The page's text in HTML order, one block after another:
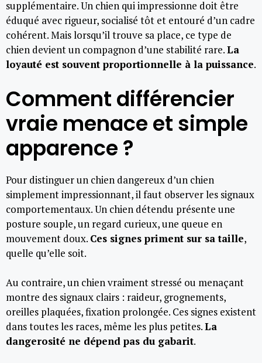
supplémentaire. Un chien qui impressionne doit être
éduqué avec rigueur, socialisé tôt et entouré d’un cadre
cohérent. Mais lorsqu’il trouve sa place, ce type de
chien devient un compagnon d’une stabilité rare.La
loyauté est souvent proportionnelle à la puissance.
Comment différencier
vraie menace et simple
apparence ?
Pour distinguer un chien dangereux d’un chien
simplement impressionnant, il faut observer les signaux
comportementaux. Un chien détendu présente une
posture souple, un regard curieux, une queue en
mouvement doux. Ces signes priment sur sa taille,
quelle qu’elle soit.
Au contraire, un chien vraiment stressé ou menaçant
montre des signaux clairs : raideur, grognements,
oreilles plaquées, fixation prolongée. Ces signes existent
dans toutes les races, même les plus petites.La
dangerosité ne dépend pas du gabarit.